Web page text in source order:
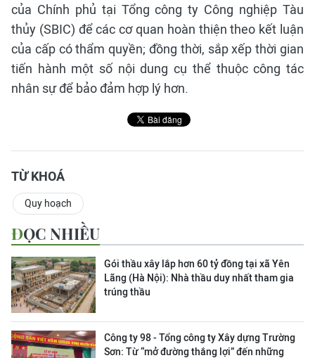
của Chính phủ tại Tổng công ty Công nghiệp Tàu
thủy (SBIC) để các cơ quan hoàn thiện theo kết luận
của cấp có thẩm quyền; đồng thời, sắp xếp thời gian
tiến hành một số nội dung cụ thể thuộc công tác
nhân sự để bảo đảm hợp lý hơn.
TỪ KHOÁ
Quy hoạch
ĐỌC NHIỀU
Gói thầu xây lắp hơn 60 tỷ đồng tại xã Yên
Lãng (Hà Nội): Nhà thầu duy nhất tham gia
trúng thầu
Công ty 98 - Tổng công ty Xây dựng Trường
Sơn: Từ “mở đường thắng lợi” đến những